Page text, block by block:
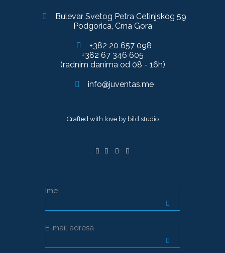
Bulevar Svetog Petra Cetinjskog 59
Podgorica, Crna Gora
+382 20 657 098
+382 67 346 605
(radnim danima od 08 - 16h)
info@juventas.me
Crafted with love by bild studio